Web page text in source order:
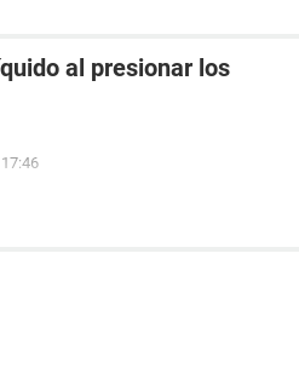
al presionar los